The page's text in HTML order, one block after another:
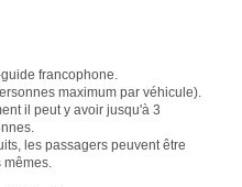
francophone.
maximum par véhicule).
il peut y avoir jusqu'à 3
les passagers peuvent être